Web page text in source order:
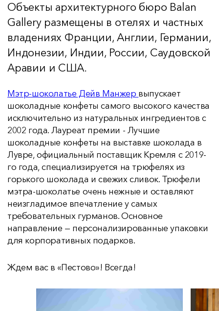
Объекты архитектурного бюро Balan
Gallery размещены в отелях и частных
владениях Франции, Англии, Германии,
Индонезии, Индии, России, Саудовской
Аравии и США.
Мэтр-шоколатье Дейв Манжер выпускает
шоколадные конфеты самого высокого качества
исключительно из натуральных ингредиентов с
2002 года. Лауреат премии - Лучшие
шоколадные конфеты на выставке шоколада в
Лувре, официальный поставщик Кремля с 2019-
го года, специализируется на трюфелях из
горького шоколада и свежих сливок. Трюфели
мэтра-шоколатье очень нежные и оставляют
неизгладимое впечатление у самых
требовательных гурманов. Основное
направление — персонализированные упаковки
для корпоративных подарков.
Ждем вас в «Пестово»! Всегда!